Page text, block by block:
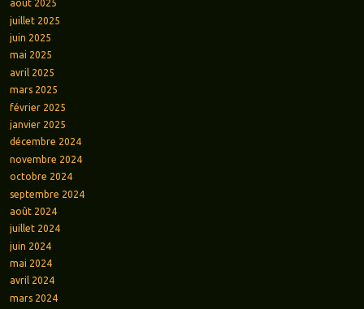
août 2025
juillet 2025
juin 2025
mai 2025
avril 2025
mars 2025
février 2025
janvier 2025
décembre 2024
novembre 2024
octobre 2024
septembre 2024
août 2024
juillet 2024
juin 2024
mai 2024
avril 2024
mars 2024